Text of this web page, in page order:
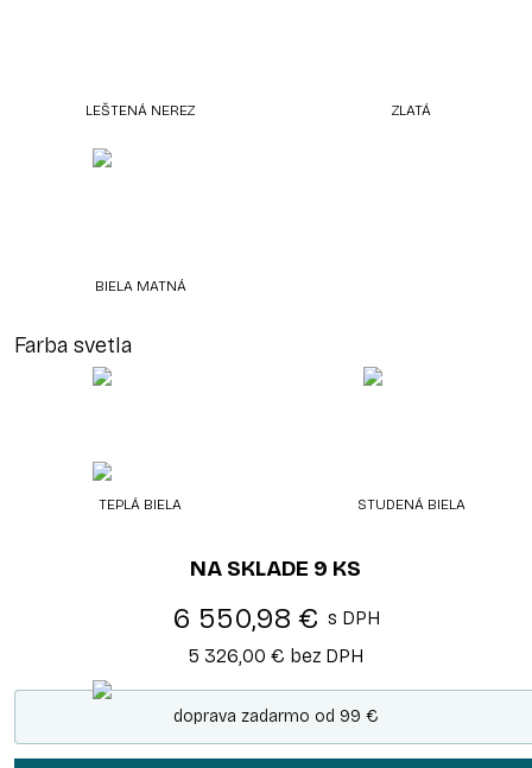
LEŠTENÁ NEREZ ZLATÁ
BIELA MATNÁ
Farba svetla
TEPLÁ BIELA STUDENÁ BIELA
NA SKLADE 9 KS
6 550,98 € s DPH
5 326,00 € bez DPH
doprava zadarmo od 99 €